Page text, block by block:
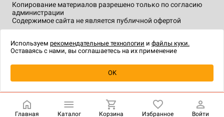
Уведомить о наличии
Копирование материалов разрешено только по согласию
администрации
Содержимое сайта не является публичной офертой
технологии.
Главная Каталог Корзина Избранное Войти
Используем рекомендательные технологии и файлы куки.
Оставаясь с нами, вы соглашаетесь на их применение
OK